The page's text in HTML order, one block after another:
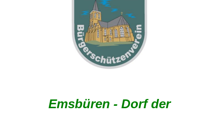
Emsbüren - Dorf der